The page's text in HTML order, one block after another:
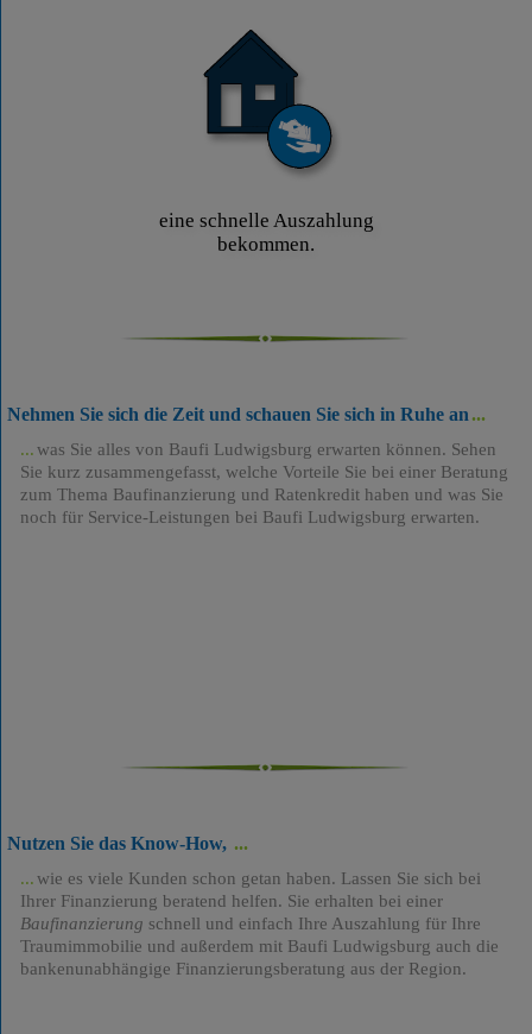
eine schnelle Auszahlung
bekommen.
Nehmen Sie sich die Zeit und schauen Sie sich in Ruhe an
was Sie alles von Baufi Ludwigsburg erwarten können. Sehen
Sie kurz zusammengefasst, welche Vorteile Sie bei einer Beratung
zum Thema Baufinanzierung und Ratenkredit haben und was Sie
noch für Service-Leistungen bei Baufi Ludwigsburg erwarten.
Nutzen Sie das Know-How,
wie es viele Kunden schon getan haben. Lassen Sie sich bei
Ihrer Finanzierung beratend helfen. Sie erhalten bei einer
Baufinanzierung schnell und einfach Ihre Auszahlung für Ihre
Traumimmobilie und außerdem mit Baufi Ludwigsburg auch die
bankenunabhängige Finanzierungsberatung aus der Region.